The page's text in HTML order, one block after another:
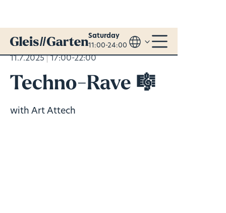
Saturday
11:00-24:00
11.7.2025 17:00-22:00
Techno-Rave 🎼
with Art Attech